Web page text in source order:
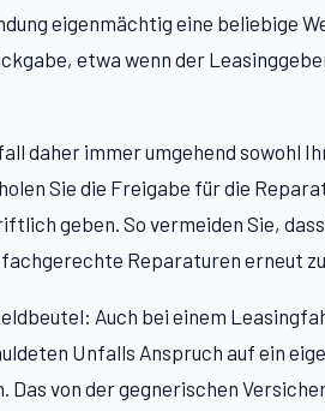
eigenmächtig eine beliebige
etwa wenn der
daher immer umgehend sowohl
Sie die Freigabe für die
geben. So vermeiden Sie,
Reparaturen erneut
Auch bei einem
Unfalls Anspruch auf ein
Das von der gegnerischen